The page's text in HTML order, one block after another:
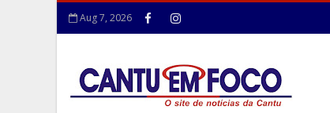
Aug 7, 2026